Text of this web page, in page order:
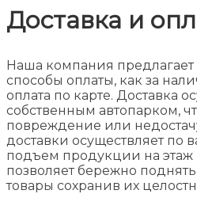
Доставка и
Наша компания
способы оплаты, как за
оплата по карте. Доставка
собственным автопарком,
повреждение или
доставки осуществляет по
подъем продукции на этаж
позволяет бережно
товары сохранив их